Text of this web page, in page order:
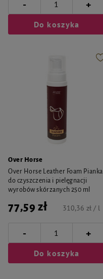
- +
Do koszyka
Over Horse
Over Horse Leather Foam Pianka
do czyszczenia i pielęgnacji
wyrobów skórzanych 250 ml
77,59 zł 310,36 zł / l
- +
Do koszyka